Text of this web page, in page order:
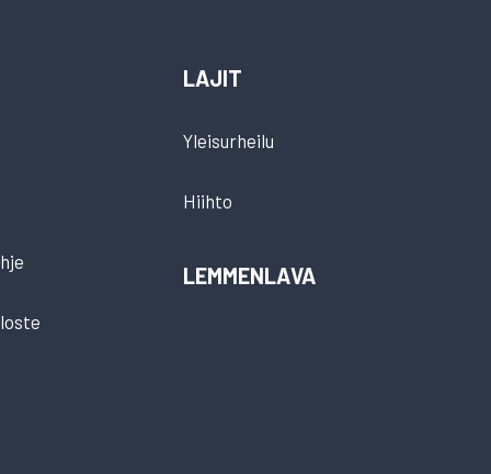
LAJIT
Yleisurheilu
Hiihto
LEMMENLAVA